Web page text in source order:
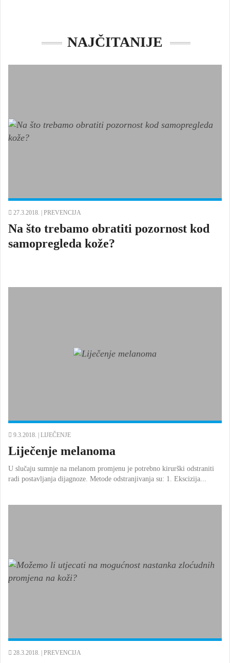
NAJČITANIJE
27.3.2018. | PREVENCIJA
Na što trebamo obratiti pozornost kod
samopregleda kože?
9.3.2018. | LIJEČENJE
Liječenje melanoma
U slučaju sumnje na melanom promjenu je potrebno kirurški odstraniti
radi postavljanja dijagnoze. Metode odstranjivanja su: 1. Ekscizija...
28.3.2018. | PREVENCIJA